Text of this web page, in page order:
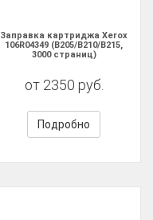
Заправка картриджа Xerox
106R04349 (B205/B210/B215,
3000 страниц)
от 2350 руб.
Подробно